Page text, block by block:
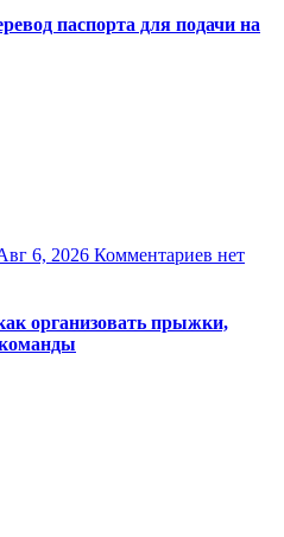
паспорта для подачи на
6, 2026 Комментариев нет
организовать прыжки,